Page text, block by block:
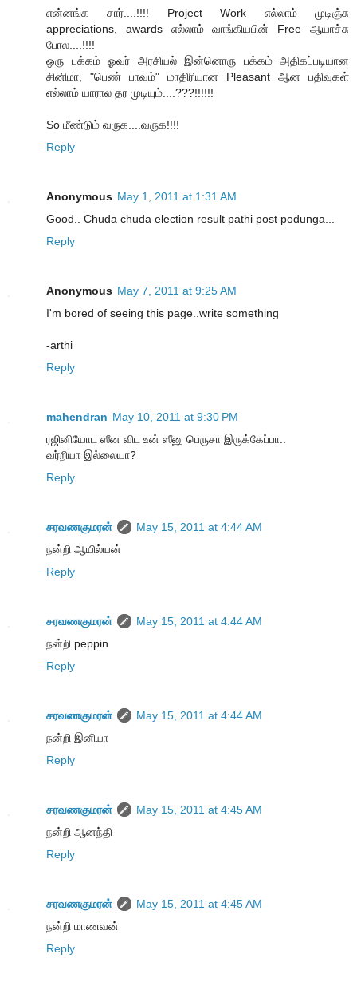
என்னங்க சார்....!!!! Project Work எல்லாம் முடிஞ்சு
appreciations, awards எல்லாம் வாங்கியபின் Free ஆயாச்சு
போல....!!!!
ஒரு பக்கம் ஓவர் அரசியல் இன்னொரு பக்கம் அதிகப்படியான
சினிமா, "பெண் பாவம்" மாதிரியான Pleasant ஆன பதிவுகள்
எல்லாம் யாரால தர முடியும்....???!!!!!!
So மீண்டும் வருக....வருக!!!!
Reply
Anonymous May 1, 2011 at 1:31 AM
Good.. Chuda chuda election result pathi post podunga...
Reply
Anonymous May 7, 2011 at 9:25 AM
I'm bored of seeing this page..write something
-arthi
Reply
mahendran May 10, 2011 at 9:30 PM
ரஜினியோட ஸீன விட உன் ஸீனு பெருசா இருக்கேப்பா..
வர்றியா இல்லையா?
Reply
சரவணகுமரன்
May 15, 2011 at 4:44 AM
நன்றி ஆயில்யன்
Reply
சரவணகுமரன்
May 15, 2011 at 4:44 AM
நன்றி peppin
Reply
சரவணகுமரன்
May 15, 2011 at 4:44 AM
நன்றி இனியா
Reply
சரவணகுமரன்
May 15, 2011 at 4:45 AM
நன்றி ஆனந்தி
Reply
சரவணகுமரன்
May 15, 2011 at 4:45 AM
நன்றி மாணவன்
Reply